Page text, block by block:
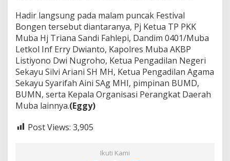
Hadir langsung pada malam puncak Festival
Bongen tersebut diantaranya, Pj Ketua TP PKK
Muba Hj Triana Sandi Fahlepi, Dandim 0401/Muba
Letkol Inf Erry Dwianto, Kapolres Muba AKBP
Listiyono Dwi Nugroho, Ketua Pengadilan Negeri
Sekayu Silvi Ariani SH MH, Ketua Pengadilan Agama
Sekayu Syarifah Aini SAg MHI, pimpinan BUMD,
BUMN, serta Kepala Organisasi Perangkat Daerah
Muba lainnya.(Eggy)
Post Views: 3,905
Ikuti Kami